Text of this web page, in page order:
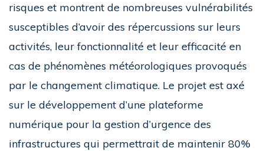
risques et montrent de nombreuses vulnérabilités
susceptibles d’avoir des répercussions sur leurs
activités, leur fonctionnalité et leur efficacité en
cas de phénomènes météorologiques provoqués
par le changement climatique. Le projet est axé
sur le développement d’une plateforme
numérique pour la gestion d’urgence des
infrastructures qui permettrait de maintenir 80%